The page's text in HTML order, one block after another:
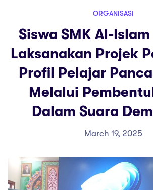
ORGANISASI
Siswa SMK Al-
Laksanakan Projek
Profil Pelajar
Melalui
Dalam Suara
March 19, 2025